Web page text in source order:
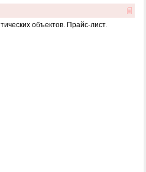
объектов. Прайс-лист.